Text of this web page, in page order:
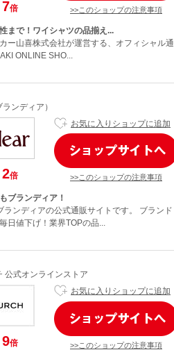
7倍 >>このショップの注意事項
まで！ワイシャツの品揃え...
ー山喜株式会社が運営する、オフィシャル通
ONLINE SHO...
ンディア）
2倍
お気に入りショップに追加
>>このショップの注意事項
ブランディア！
ランディアの公式通販サイトです。 ブランド
日値下げ！業界TOPの品...
公式オンラインストア
9倍
お気に入りショップに追加
>>このショップの注意事項